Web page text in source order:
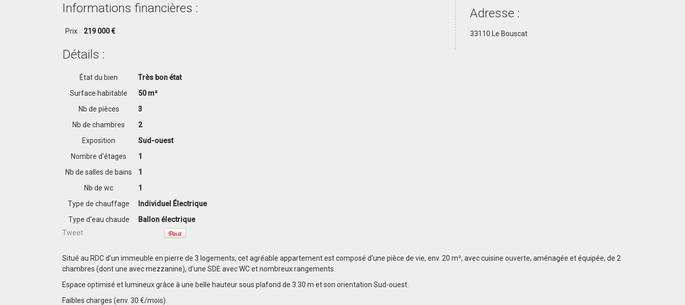
Adresse :
33110 Le Bouscat
Informations financières :
Prix 219 000 €
Détails :
État du bien
Très bon état
Surface habitable
50 m²
Nb de pièces
3
Nb de chambres
2
Exposition
Sud-ouest
Nombre d'étages
1
Nb de salles de bains
1
Nb de wc
1
Type de chauffage
Individuel Électrique
Type d'eau chaude
Ballon électrique
Tweet
Situé au RDC d'un immeuble en pierre de 3 logements, cet agréable appartement est composé d'une pièce de vie, env. 20 m², avec cuisine ouverte, aménagée et équipée, de 2
chambres (dont une avec mezzanine), d'une SDE avec WC et nombreux rangements.
Espace optimisé et lumineux grâce à une belle hauteur sous plafond de 3.30 m et son orientation Sud-ouest.
Faibles charges (env. 30 €/mois).